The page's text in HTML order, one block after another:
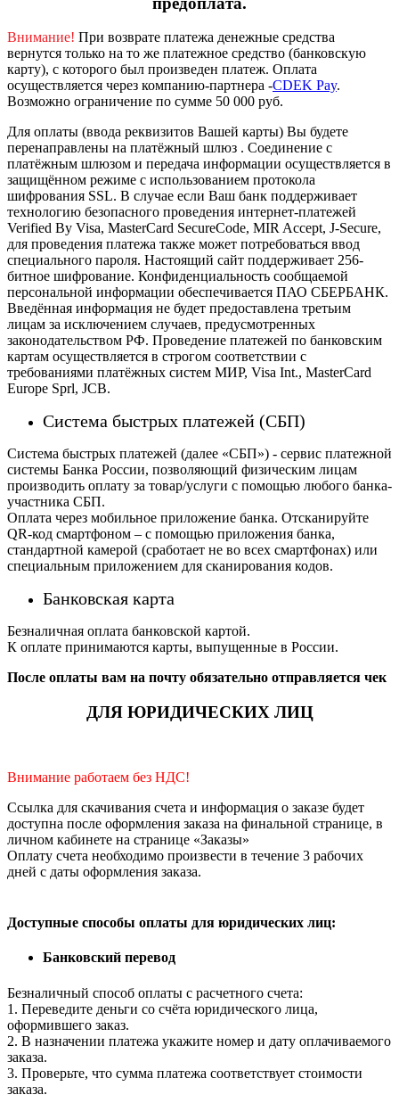
Внимание! При возврате платежа денежные средства
вернутся только на то же платежное средство (банковскую
карту), с которого был произведен платеж. Оплата
осуществляется через компанию-партнера -CDEK Pay.
Возможно ограничение по сумме 50 000 руб.
Для оплаты (ввода реквизитов Вашей карты) Вы будете
перенаправлены на платёжный шлюз . Соединение с
платёжным шлюзом и передача информации осуществляется в
защищённом режиме с использованием протокола
шифрования SSL. В случае если Ваш банк поддерживает
технологию безопасного проведения интернет-платежей
Verified By Visa, MasterCard SecureCode, MIR Accept, J-Secure,
для проведения платежа также может потребоваться ввод
специального пароля. Настоящий сайт поддерживает 256-
битное шифрование. Конфиденциальность сообщаемой
персональной информации обеспечивается ПАО СБЕРБАНК.
Введённая информация не будет предоставлена третьим
лицам за исключением случаев, предусмотренных
законодательством РФ. Проведение платежей по банковским
картам осуществляется в строгом соответствии с
требованиями платёжных систем МИР, Visa Int., MasterCard
Europe Sprl, JCB.
Система быстрых платежей (СБП)
Система быстрых платежей (далее «СБП») - сервис платежной
системы Банка России, позволяющий физическим лицам
производить оплату за товар/услуги с помощью любого банка-
участника СБП.
Оплата через мобильное приложение банка. Отсканируйте
QR-код смартфоном – с помощью приложения банка,
стандартной камерой (сработает не во всех смартфонах) или
специальным приложением для сканирования кодов.
Банковская карта
Безналичная оплата банковской картой.
К оплате принимаются карты, выпущенные в России.
После оплаты вам на почту обязательно отправляется чек
ДЛЯ ЮРИДИЧЕСКИХ ЛИЦ
Внимание работаем без НДС!
Ссылка для скачивания счета и информация о заказе будет
доступна после оформления заказа на финальной странице, в
личном кабинете на странице «Заказы»
Оплату счета необходимо произвести в течение 3 рабочих
дней с даты оформления заказа.
Доступные способы оплаты для юридических лиц:
Банковский перевод
Безналичный способ оплаты с расчетного счета:
1. Переведите деньги со счёта юридического лица,
оформившего заказ.
2. В назначении платежа укажите номер и дату оплачиваемого
заказа.
3. Проверьте, что сумма платежа соответствует стоимости
заказа.